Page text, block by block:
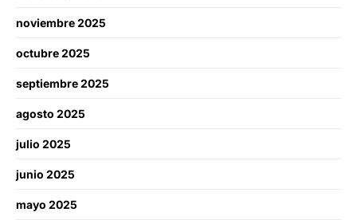
noviembre 2025
octubre 2025
septiembre 2025
agosto 2025
julio 2025
junio 2025
mayo 2025